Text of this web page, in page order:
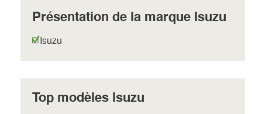
Présentation de la marque Isuzu
Isuzu
Top modèles Isuzu